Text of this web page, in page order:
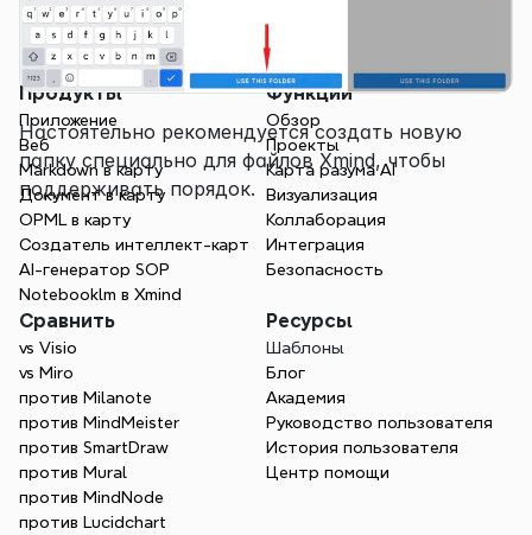
Настоятельно рекомендуется создать новую
папку специально для файлов Xmind, чтобы
поддерживать порядок.
Продукты
Приложение
Веб
Markdown в карту
Документ в карту
OPML в карту
Создатель интеллект-карт
AI-генератор SOP
Notebooklm в Xmind
Функции
Обзор
Проекты
Карта разума AI
Визуализация
Коллаборация
Интеграция
Безопасность
Сравнить
vs Visio
vs Miro
против Milanote
против MindMeister
против SmartDraw
против Mural
против MindNode
против Lucidchart
Ресурсы
Шаблоны
Блог
Академия
Руководство пользователя
История пользователя
Центр помощи